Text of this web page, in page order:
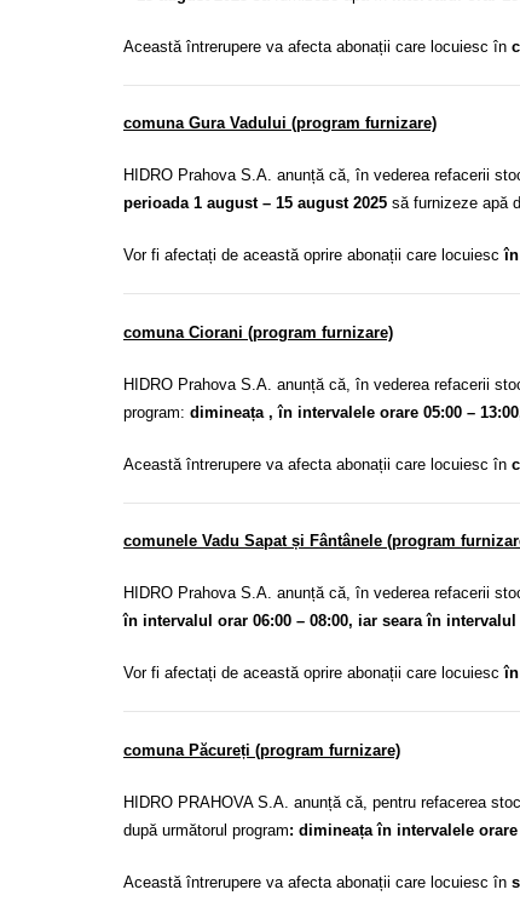
Această întrerupere va afecta abonații care locuiesc în
comuna Gura Vadului (program furnizare)
HIDRO Prahova S.A. anunță că, în vederea refacerii
perioada 1 august – 15 august 2025 să furnizeze apă
Vor fi afectați de această oprire abonații care locuiesc
comuna Ciorani (program furnizare)
HIDRO Prahova S.A. anunță că, în vederea refacerii
program: dimineața , în intervalele orare 05:00 –
Această întrerupere va afecta abonații care locuiesc în
comunele Vadu Sapat și Fântânele (program
HIDRO Prahova S.A. anunță că, în vederea refacerii
în intervalul orar 06:00 – 08:00, iar seara în intervalul
Vor fi afectați de această oprire abonații care locuiesc
comuna Păcureți (program furnizare)
HIDRO PRAHOVA S.A. anunță că, pentru refacerea
după următorul program: dimineața în intervalele orare
Această întrerupere va afecta abonații care locuiesc în